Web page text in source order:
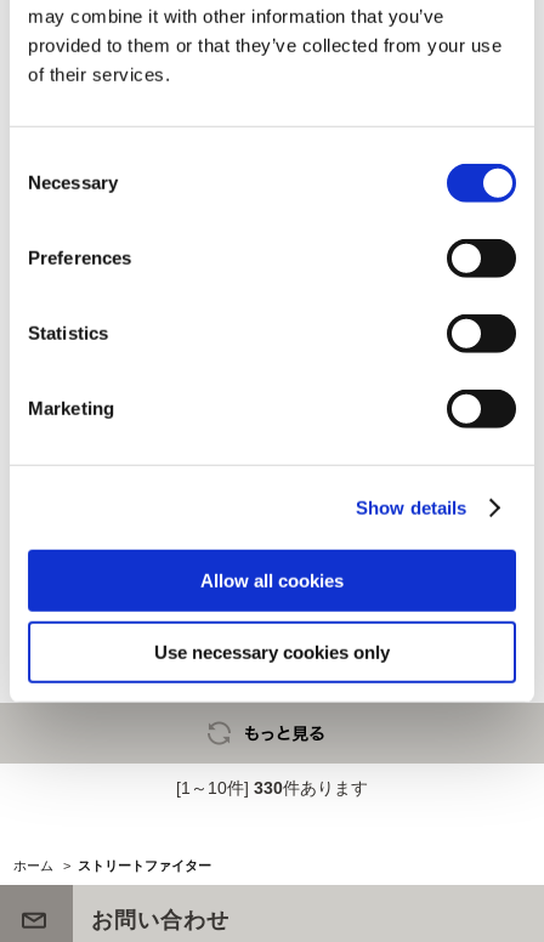
may combine it with other information that you’ve
provided to them or that they’ve collected from your use
of their services.
Selection
Necessary
Preferences
Statistics
Marketing
Show details
Allow all cookies
Use necessary cookies only
くるみたぴぬい ストリートファ
イター6 エド
1,320円
くるみたぴぬい ストリートファ
イター6 ラシード
4,400円(税込)
NECO！アクリルスタンドキー
BOX（1BOX/12個入り）
[1～10件] 330件あります
ホーム > ストリートファイター
お問い合わせ